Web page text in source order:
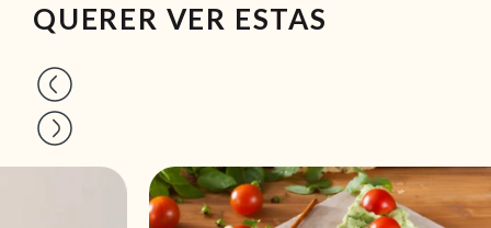
QUERER VER ESTAS